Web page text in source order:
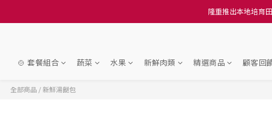
訂單結帳注意事項：送貨方法中
訂單結帳注意事項：送貨方法中
🍲 套餐組合 蔬菜 水果 新鮮肉類 精選商品 顧客回
全部商品 /新鮮湯餸包